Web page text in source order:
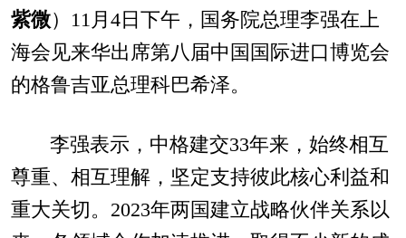
紫微）11月4日下午，国务院总理李强在上
海会见来华出席第八届中国国际进口博览会
的格鲁吉亚总理科巴希泽。
李强表示，中格建交33年来，始终相互
尊重、相互理解，坚定支持彼此核心利益和
重大关切。2023年两国建立战略伙伴关系以